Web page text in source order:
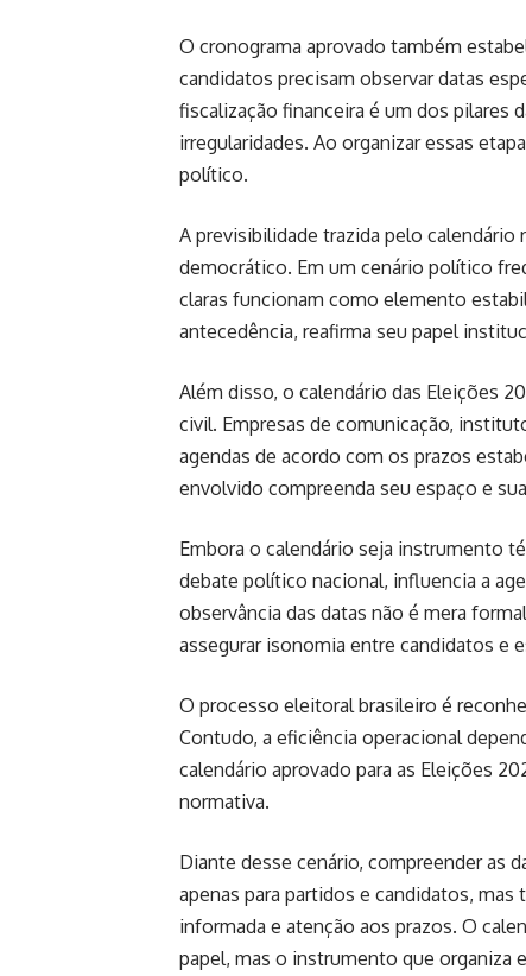
O cronograma aprovado também
candidatos precisam observar datas
fiscalização financeira é um dos pilares
irregularidades. Ao organizar essas
político.
A previsibilidade trazida pelo
democrático. Em um cenário político
claras funcionam como elemento
antecedência, reafirma seu papel
Além disso, o calendário das Eleições
civil. Empresas de comunicação,
agendas de acordo com os prazos
envolvido compreenda seu espaço e
Embora o calendário seja instrumento
debate político nacional, influencia a
observância das datas não é mera
assegurar isonomia entre candidatos e
O processo eleitoral brasileiro é
Contudo, a eficiência operacional
calendário aprovado para as Eleições
normativa.
Diante desse cenário, compreender as
apenas para partidos e candidatos,
informada e atenção aos prazos. O
papel, mas o instrumento que organiza